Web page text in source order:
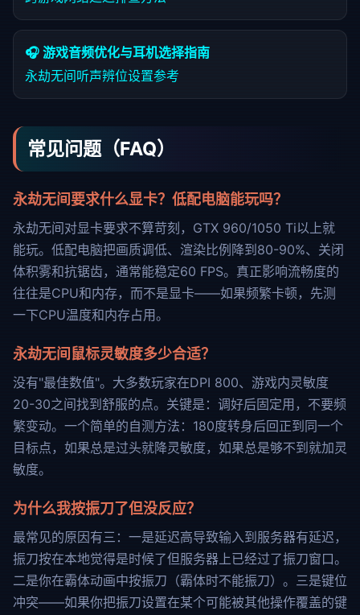
🎧 游戏音频优化与耳机选择指南
永劫无间听声辨位设置参考
常见问题（FAQ）
永劫无间要求什么显卡？低配电脑能玩吗？
永劫无间对显卡要求不算苛刻，GTX 960/1050 Ti以上就
能玩。低配电脑把画质调低、渲染比例降到80-90%、关闭
体积雾和抗锯齿，通常能稳定60 FPS。真正影响流畅度的
往往是CPU和内存，而不是显卡——如果频繁卡顿，先测
一下CPU温度和内存占用。
永劫无间鼠标灵敏度多少合适？
没有"最佳数值"。大多数玩家在DPI 800、游戏内灵敏度
20-30之间找到舒服的点。关键是：调好后固定用，不要频
繁变动。一个简单的自测方法：180度转身后回正到同一个
目标点，如果总是过头就降灵敏度，如果总是够不到就加灵
敏度。
为什么我按振刀了但没反应？
最常见的原因有三：一是延迟高导致输入到服务器有延迟，
振刀按在本地觉得是时候了但服务器上已经过了振刀窗口。
二是你在霸体动画中按振刀（霸体时不能振刀）。三是键位
冲突——如果你把振刀设置在某个可能被其他操作覆盖的键